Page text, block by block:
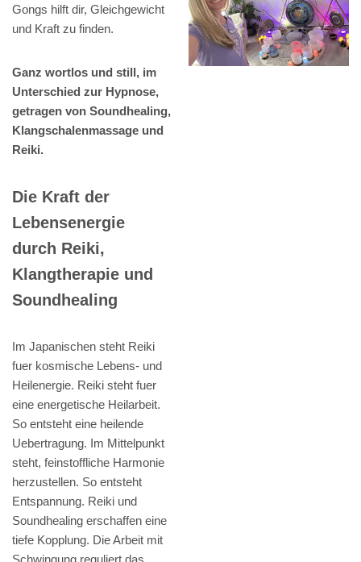
Gongs hilft dir, Gleichgewicht
und Kraft zu finden.
Ganz wortlos und still, im
Unterschied zur Hypnose,
getragen von Soundhealing,
Klangschalenmassage und
Reiki.
Die Kraft der
Lebensenergie
durch Reiki,
Klangtherapie und
Soundhealing
Im Japanischen steht Reiki
fuer kosmische Lebens- und
Heilenergie. Reiki steht fuer
eine energetische Heilarbeit.
So entsteht eine heilende
Uebertragung. Im Mittelpunkt
steht, feinstoffliche Harmonie
herzustellen. So entsteht
Entspannung. Reiki und
Soundhealing erschaffen eine
tiefe Kopplung. Die Arbeit mit
Schwingung reguliert das